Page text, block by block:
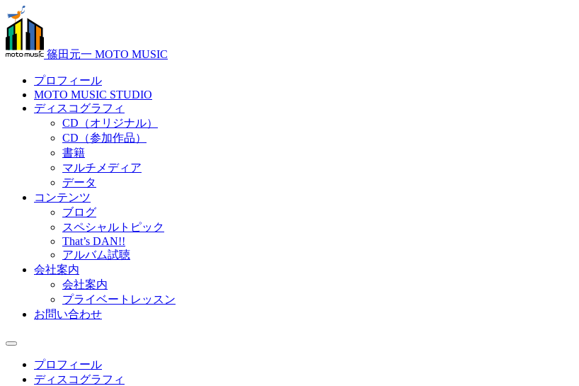
篠田元一 MOTO MUSIC
プロフィール
MOTO MUSIC STUDIO
ディスコグラフィ
CD（オリジナル）
CD（参加作品）
書籍
マルチメディア
データ
コンテンツ
ブログ
スペシャルトピック
That’s DAN!!
アルバム試聴
会社案内
会社案内
プライベートレッスン
お問い合わせ
プロフィール
ディスコグラフィ